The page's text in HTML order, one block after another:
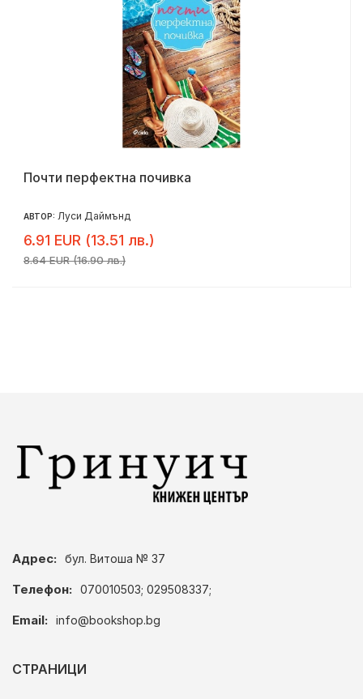
Почти перфектна почивка
АВТОР: Луси Даймънд
6.91 EUR (13.51 лв.)
8.64 EUR (16.90 лв.)
Адрес: бул. Витоша № 37
Телефон: 070010503; 029508337;
Email: info@bookshop.bg
СТРАНИЦИ